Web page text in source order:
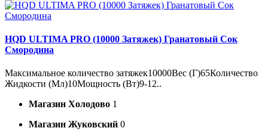
HQD ULTIMA PRO (10000 Затяжек) Гранатовый Сок
Смородина
Максимальное количество затяжек10000Вес (Г)65Количество
Жидкости (Мл)10Мощность (Вт)9-12..
Магазин Холодово 1
Магазин Жуковский 0